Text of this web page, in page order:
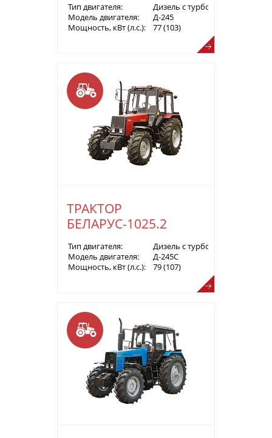
Тип двигателя:
Дизель с турбонаддувом
Модель двигателя:
Д-245
Мощность, кВт (л.с.):
77 (103)
ТРАКТОР
БЕЛАРУС-1025.2
Тип двигателя:
Дизель с турбонаддувом
Модель двигателя:
Д-245С
Мощность, кВт (л.с.):
79 (107)